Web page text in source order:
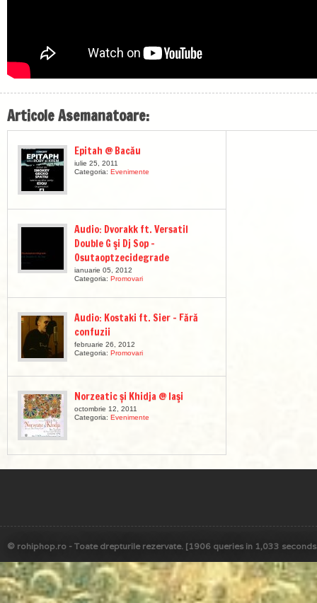
Articole Asemanatoare:
Epitah @ Bacău
iulie 25, 2011
Categoria: Evenimente
Audio: Dvorakk ft. Versatil
Double G şi Dj Sop –
Osutaoptzecidegrade
ianuarie 05, 2012
Categoria: Promovari
Audio: Kostaki ft. Sier – Fără
confuzii
februarie 26, 2012
Categoria: Promovari
Norzeatic și Khidja @ Iaşi
octombrie 12, 2011
Categoria: Evenimente
© rohiphop.ro - Toate drepturile rezervate. [1906 queries in 1,033